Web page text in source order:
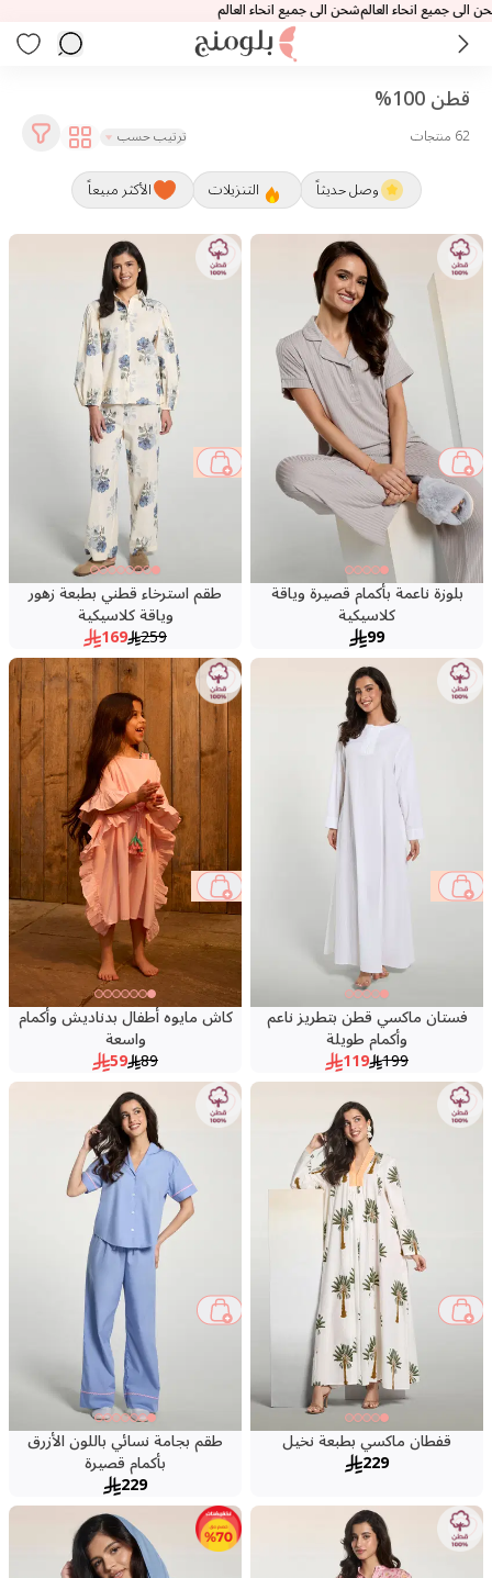
العالم
قطن 100%
62 منتجات ترتيب حسب
وصل حديثاً التنزيلات الأكثر مبيعاً
بلوزة ناعمة بأكمام قصيرة وياقة
كلاسيكية
99
طقم استرخاء قطني بطبعة زهور
وياقة كلاسيكية
259
169
35 %
فستان ماكسي قطن بتطريز ناعم
وأكمام طويلة
199
119
40 %
كاش مايوه أطفال بدناديش وأكمام
واسعة
89
59
34 %
قفطان ماكسي بطبعة نخيل
229
طقم بجامة نسائي باللون الأزرق
بأكمام قصيرة
229